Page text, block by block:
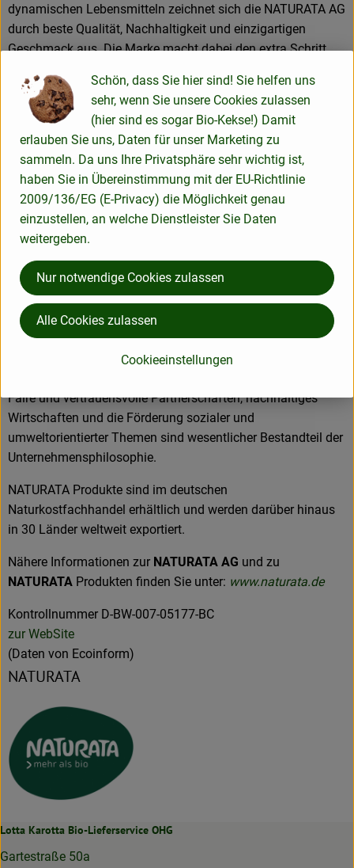
dynamischen Lebensmitteln zeichnet sich die NATURATA AG
durch beste Qualität, Nachhaltigkeit und einzigartigen
Geschmack aus. Die Marke macht dabei den extra Schritt,
rund 300 Premium-Produkte enthalten daher ausschließlich
natürliche, biologische Zutaten und werden besonders
schonend weiterverarbeitet. Über 50 Prozent der produzierten
Produkte haben zudem Demeter-Qualität. Ebenfalls wichtig
sind dem Unternehmen reduzierte Verpackungsmaterialien
sowie besondere, langlebige Verhältnisse zu Erzeugern und
Handelspartnern.
1976 zunächst als Großhandelsunternehmen ins Leben
gerufen, hatte sich NATURATA der Idee verschrieben,
Naturkosteinzelhändler auf dem noch jungen Biomarkt
zuverlässig mit hochwertigen Produkten in Demeter- und Bio-
Qualität zu versorgen. Diesem Leitmotiv folgt die NATURATA
AG bis heute und entwickelt Produkte, die nicht nur Bio-
Genuss auf höchstem Niveau garantieren, sondern auch
Faire und vertrauensvolle Partnerschaften, nachhaltiges
Wirtschaften und die Förderung sozialer und
umweltorientierter Themen sind wesentlicher Bestandteil der
Unternehmensphilosophie.
NATURATA Produkte sind im deutschen
Naturkostfachhandel erhältlich und werden darüber hinaus
in 30 Länder weltweit exportiert.
Nähere Informationen zur NATURATA AG und zu
NATURATA Produkten finden Sie unter: www.naturata.de
Kontrollnummer D-BW-007-05177-BC
zur WebSite
(Daten von Ecoinform)
NATURATA
Lotta Karotta Bio-Lieferservice OHG
Gartestraße 50a
Schön, dass Sie hier sind! Sie helfen uns
sehr, wenn Sie unsere Cookies zulassen
(hier sind es sogar Bio-Kekse!) Damit
erlauben Sie uns, Daten für unser Marketing zu
sammeln. Da uns Ihre Privatsphäre sehr wichtig ist,
haben Sie in Übereinstimmung mit der EU-Richtlinie
2009/136/EG (E-Privacy) die Möglichkeit genau
einzustellen, an welche Dienstleister Sie Daten
weitergeben.
Cookieeinstellungen
Nur notwendige Cookies zulassen
Alle Cookies zulassen